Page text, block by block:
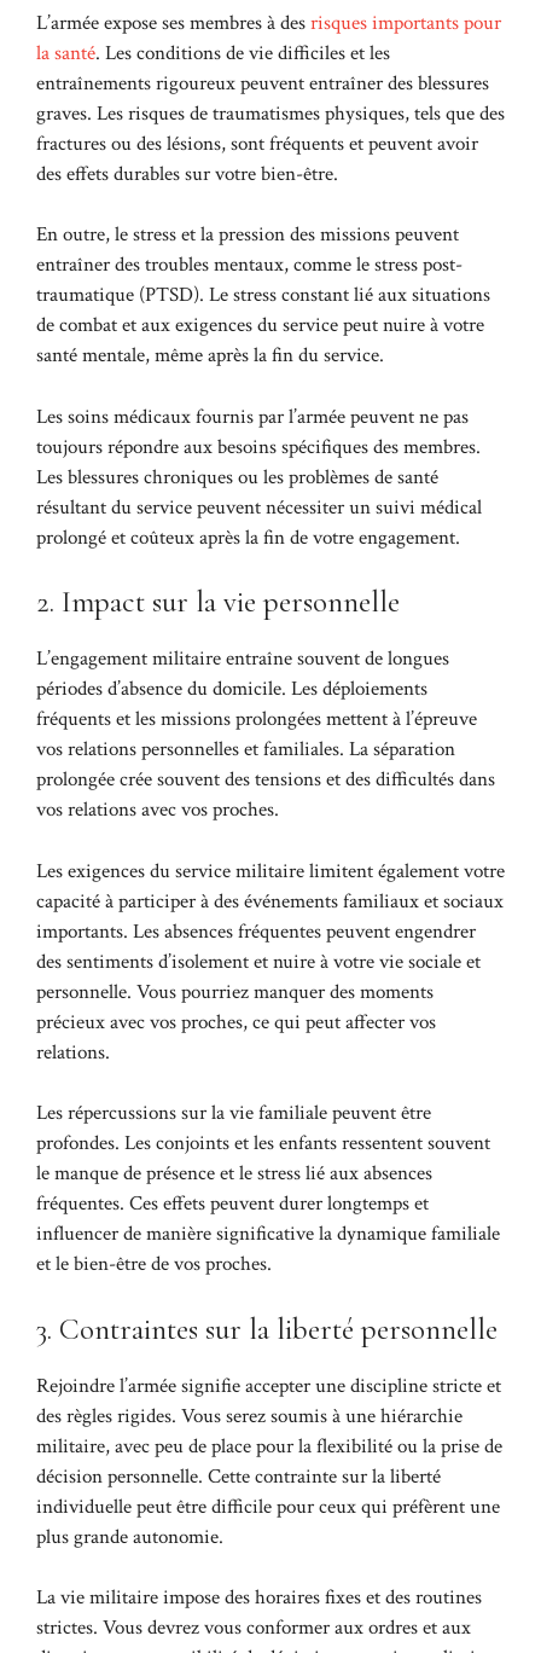
L’armée expose ses membres à desrisques importants pour
la santé. Les conditions de vie difficiles et les
entraînements rigoureux peuvent entraîner des blessures
graves. Les risques de traumatismes physiques, tels que des
fractures ou des lésions, sont fréquents et peuvent avoir
des effets durables sur votre bien-être.
En outre, le stress et la pression des missions peuvent
entraîner des troubles mentaux, comme le stress post-
traumatique (PTSD). Le stress constant lié aux situations
de combat et aux exigences du service peut nuire à votre
santé mentale, même après la fin du service.
Les soins médicaux fournis par l’armée peuvent ne pas
toujours répondre aux besoins spécifiques des membres.
Les blessures chroniques ou les problèmes de santé
résultant du service peuvent nécessiter un suivi médical
prolongé et coûteux après la fin de votre engagement.
2. Impact sur la vie personnelle
L’engagement militaire entraîne souvent de longues
périodes d’absence du domicile. Les déploiements
fréquents et les missions prolongées mettent à l’épreuve
vos relations personnelles et familiales. La séparation
prolongée crée souvent des tensions et des difficultés dans
vos relations avec vos proches.
Les exigences du service militaire limitent également votre
capacité à participer à des événements familiaux et sociaux
importants. Les absences fréquentes peuvent engendrer
des sentiments d’isolement et nuire à votre vie sociale et
personnelle. Vous pourriez manquer des moments
précieux avec vos proches, ce qui peut affecter vos
relations.
Les répercussions sur la vie familiale peuvent être
profondes. Les conjoints et les enfants ressentent souvent
le manque de présence et le stress lié aux absences
fréquentes. Ces effets peuvent durer longtemps et
influencer de manière significative la dynamique familiale
et le bien-être de vos proches.
3. Contraintes sur la liberté personnelle
Rejoindre l’armée signifie accepter une discipline stricte et
des règles rigides. Vous serez soumis à une hiérarchie
militaire, avec peu de place pour la flexibilité ou la prise de
décision personnelle. Cette contrainte sur la liberté
individuelle peut être difficile pour ceux qui préfèrent une
plus grande autonomie.
La vie militaire impose des horaires fixes et des routines
strictes. Vous devrez vous conformer aux ordres et aux